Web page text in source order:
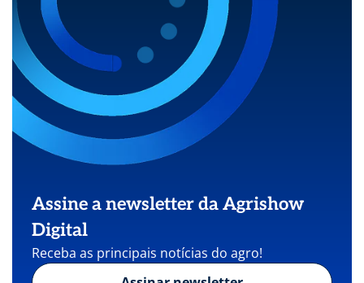
Assine a newsletter da Agrishow
Digital
Receba as principais notícias do agro!